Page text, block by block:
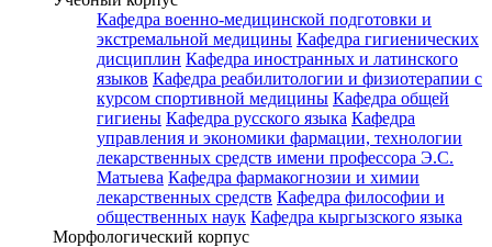
Кафедра военно-медицинской подготовки и
экстремальной медицины Кафедра гигиенических
дисциплин Кафедра иностранных и латинского
языков Кафедра реабилитологии и физиотерапии с
курсом спортивной медицины Кафедра общей
гигиены Кафедра русского языка Кафедра
управления и экономики фармации, технологии
лекарственных средств имени профессора Э.С.
Матыева Кафедра фармакогнозии и химии
лекарственных средств Кафедра философии и
общественных наук Кафедра кыргызского языка
Морфологический корпус